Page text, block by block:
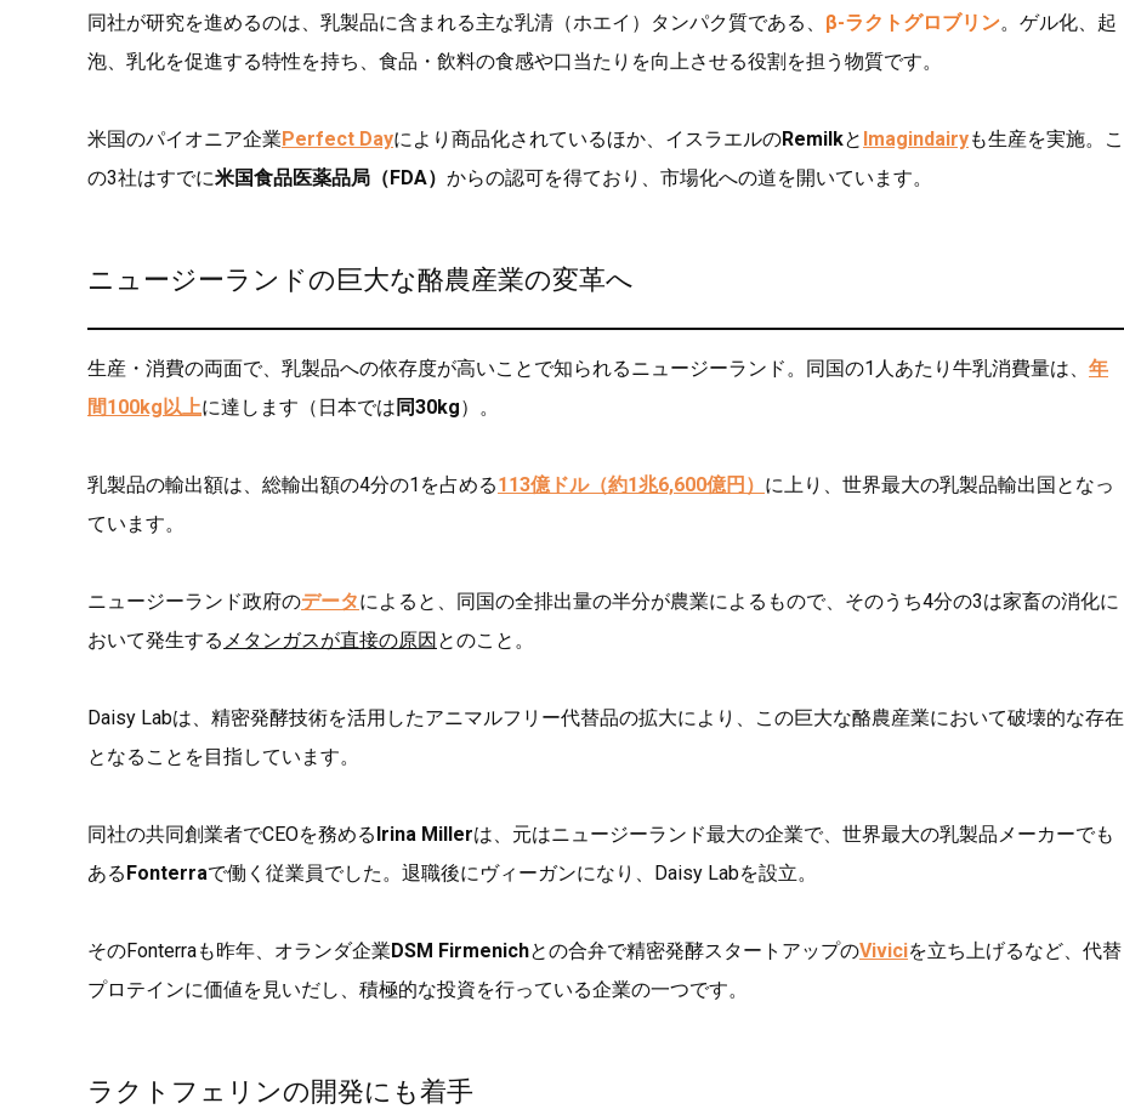
同社が研究を進めるのは、乳製品に含まれる主な乳清（ホエイ）タンパク質である、 β-ラクトグロブリン。ゲル化、起
泡、乳化を促進する特性を持ち、食品・飲料の食感や口当たりを向上させる役割を担う物質です。
米国のパイオニア企業Perfect Dayにより商品化されているほか、イスラエルのRemilkと Imagindairyも生産を実施。こ
の3社はすでに米国食品医薬品局（FDA） からの認可を得ており、市場化への道を開いています。
ニュージーランドの巨大な酪農産業の変革へ
生産・消費の両面で、乳製品への依存度が高いことで知られるニュージーランド。同国の1人あたり牛乳消費量は、 年
間100kg以上に達します（日本では 同30kg）。
乳製品の輸出額は、総輸出額の4分の1を占める113億ドル（約1兆6,600億円） に上り、世界最大の乳製品輸出国となっ
ています。
ニュージーランド政府のデータによると、同国の全排出量の半分が農業によるもので、そのうち4分の3は家畜の消化に
おいて発生する メタンガスが直接の原因 とのこと。
Daisy Labは、精密発酵技術を活用したアニマルフリー代替品の拡大により、この巨大な酪農産業において破壊的な存在
となることを目指しています。
同社の共同創業者でCEOを務める Irina Millerは、元はニュージーランド最大の企業で、世界最大の乳製品メーカーでも
ある Fonterraで働く従業員でした。退職後にヴィーガンになり、Daisy Labを設立。
そのFonterraも昨年、オランダ企業 DSM Firmenichとの合弁で精密発酵スタートアップのViviciを立ち上げるなど、代替
プロテインに価値を見いだし、積極的な投資を行っている企業の一つです。
ラクトフェリンの開発にも着手